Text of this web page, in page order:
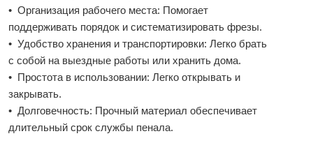
• Организация рабочего места: Помогает
поддерживать порядок и систематизировать фрезы.
• Удобство хранения и транспортировки: Легко брать
с собой на выездные работы или хранить дома.
• Простота в использовании: Легко открывать и
закрывать.
• Долговечность: Прочный материал обеспечивает
длительный срок службы пенала.